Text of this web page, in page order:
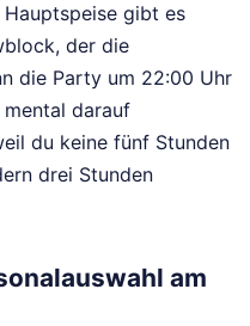
gibt es
der die
die Party um 22:00 Uhr
darauf
du keine fünf Stunden
drei Stunden
am